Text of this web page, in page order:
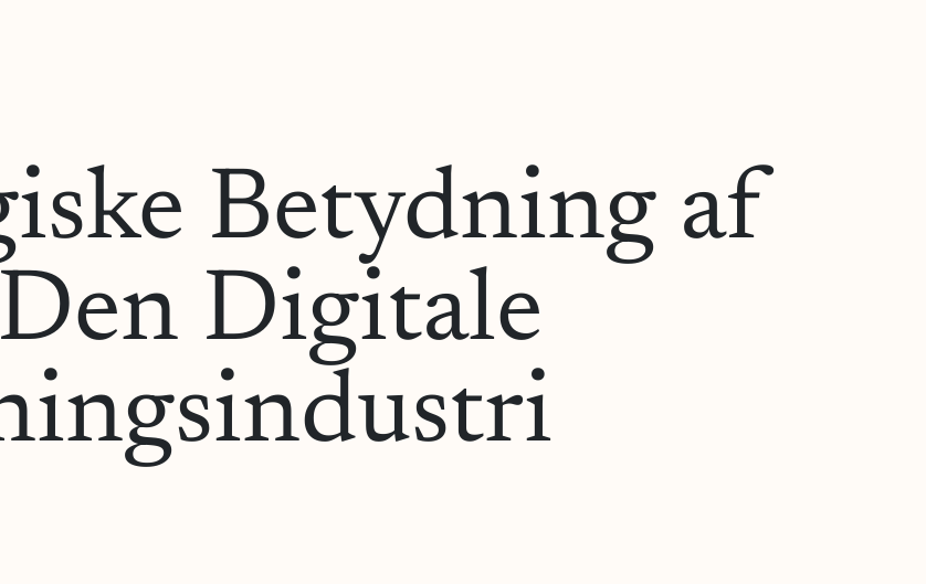
Betydning af
Digitale